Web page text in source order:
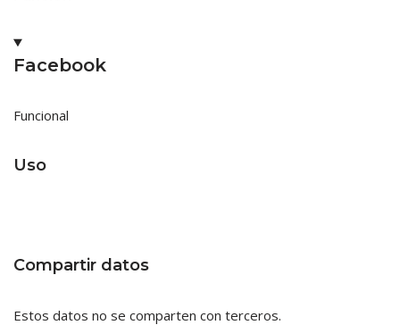
Facebook
Funcional
Uso
Compartir datos
Estos datos no se comparten con terceros.